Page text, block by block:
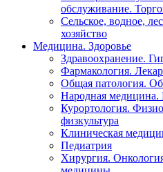
обслуживание.
Сельское, водное,
хозяйство
Медицина. Здоровье
Здравоохранение.
Фармакология.
Общая патология.
Народная медицина.
Курортология.
физкультура
Клиническая
Педиатрия
Хирургия.